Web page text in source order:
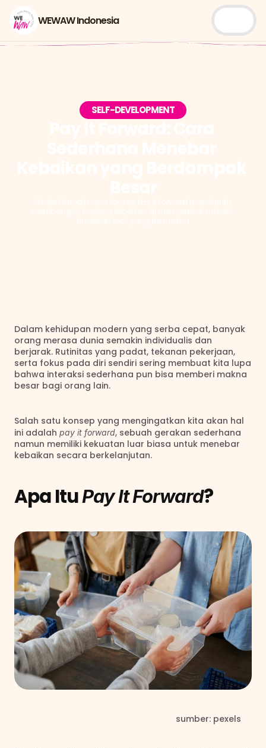
WEWAW Indonesia
SELF-DEVELOPMENT
Dalam kehidupan modern yang serba cepat, banyak
orang merasa dunia semakin individualis dan
berjarak. Rutinitas yang padat, tekanan pekerjaan,
serta fokus pada diri sendiri sering membuat kita lupa
bahwa interaksi sederhana pun bisa memberi makna
besar bagi orang lain.
Salah satu konsep yang mengingatkan kita akan hal
ini adalah pay it forward, sebuah gerakan sederhana
namun memiliki kekuatan luar biasa untuk menebar
kebaikan secara berkelanjutan.
Apa Itu Pay It Forward?
                                                                    sumber: pexels